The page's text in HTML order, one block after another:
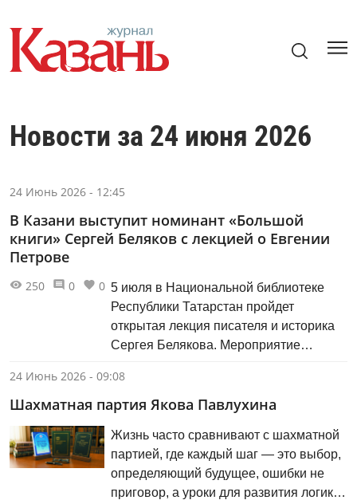
Новости за 24 июня 2026
24 Июнь 2026 - 12:45
В Казани выступит номинант «Большой
книги» Сергей Беляков с лекцией о Евгении
Петрове
5 июля в Национальной библиотеке
Республики Татарстан пройдет
открытая лекция писателя и историка
Сергея Белякова. Мероприятие
«Литературная резиденция».
250 0 0
24 Июнь 2026 - 09:08
Шахматная партия Якова Павлухина
Жизнь часто сравнивают с шахматной
партией, где каждый шаг — это выбор,
определяющий будущее, ошибки не
приговор, а уроки для развития логики